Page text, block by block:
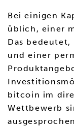
Bei einigen
üblich, einer
Das
und einer
bitcoin im
Wettbewerb